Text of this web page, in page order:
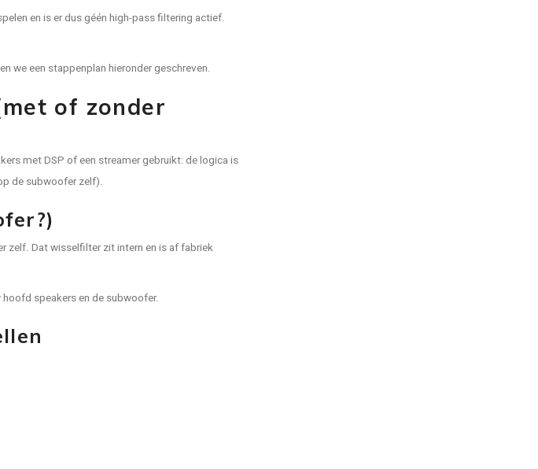
en is er dus géén high-pass filtering actief.
we een stappenplan hieronder geschreven.
of zonder
met DSP of een streamer gebruikt: de logica is
de subwoofer zelf).
zelf. Dat wisselfilter zit intern en is af fabriek
speakers en de subwoofer.